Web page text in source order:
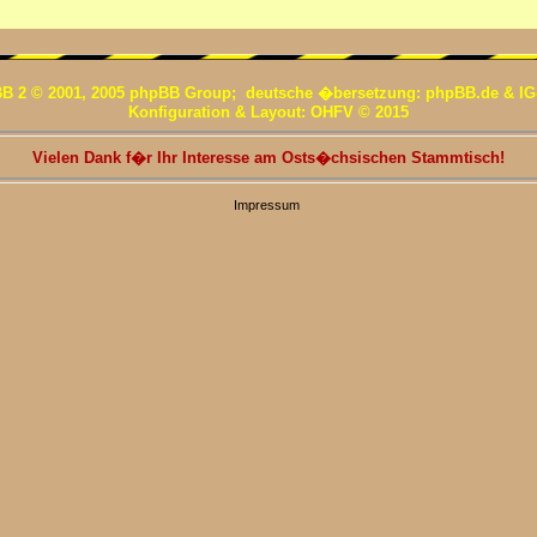
2 © 2001, 2005 phpBB Group; deutsche �bersetzung: phpBB.de &
Konfiguration & Layout: OHFV © 2015
Vielen Dank f�r Ihr Interesse am Osts�chsischen Stammtisch!
Impressum